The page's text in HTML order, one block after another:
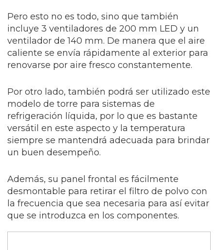
Pero esto no es todo, sino que también
incluye 3 ventiladores de 200 mm LED y un
ventilador de 140 mm. De manera que el aire
caliente se envía rápidamente al exterior para
renovarse por aire fresco constantemente.
Por otro lado, también podrá ser utilizado este
modelo de torre para sistemas de
refrigeración líquida, por lo que es bastante
versátil en este aspecto y la temperatura
siempre se mantendrá adecuada para brindar
un buen desempeño.
Además, su panel frontal es fácilmente
desmontable para retirar el filtro de polvo con
la frecuencia que sea necesaria para así evitar
que se introduzca en los componentes.